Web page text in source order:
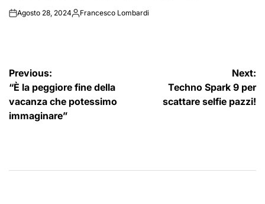
onAgosto 28, 2024Posted
Francesco Lombardi
Navigazione
articoli
Previous:
“È la peggiore fine della
vacanza che potessimo
immaginare”
Next:
Techno Spark 9 per
scattare selfie pazzi!